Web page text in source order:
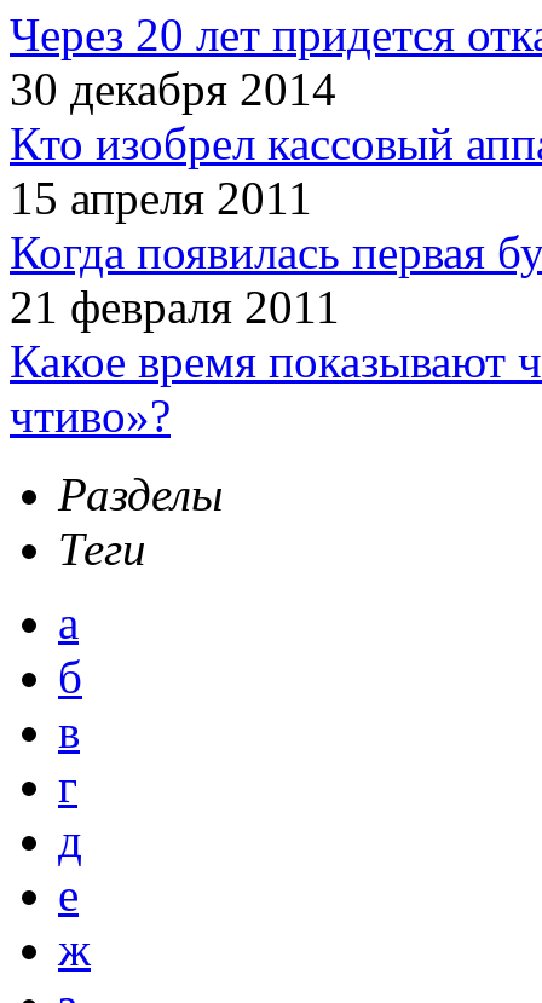
Через 20 лет придется
30 декабря 2014
Кто изобрел кассовый
15 апреля 2011
Когда появилась первая
21 февраля 2011
Какое время показывают
чтиво»?
Разделы
Теги
а
б
в
г
д
е
ж